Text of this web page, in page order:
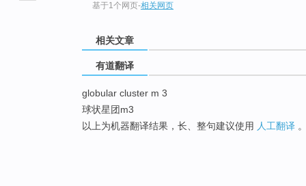
基于1个网页-相关网页
相关文章
有道翻译
globular cluster m 3
球状星团m3
以上为机器翻译结果，长、整句建议使用 人工翻译